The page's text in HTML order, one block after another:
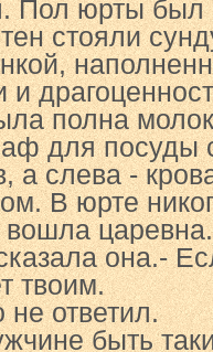
Пол юрты был
стояли
полна
для посуды
а слева -
В юрте
вошла царевна.
она.-
твоим.
не ответил.
быть